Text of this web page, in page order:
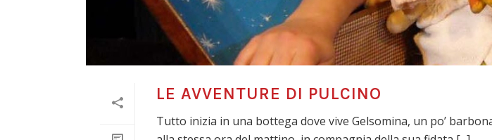
LE AVVENTURE DI PULCINO
Tutto inizia in una bottega dove vive Gelsomina, un po’